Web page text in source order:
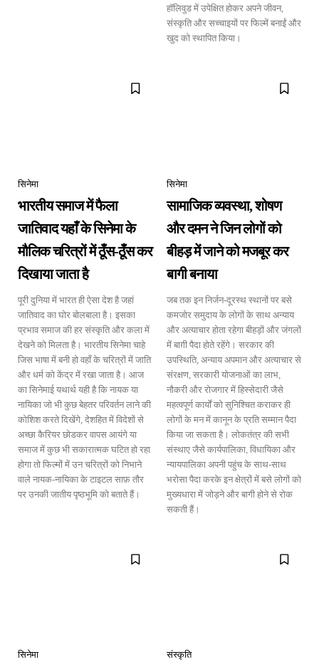
हॉलिवुड में उपेक्षित होकर अपने जीवन,
संस्कृति और सच्चाइयों पर फिल्में बनाईं और
खुद को स्थापित किया।
सिनेमा
भारतीय समाज में फैला
जातिवाद यहाँ के सिनेमा के
मौलिक चरित्रों में ठूँस-ठूँस कर
दिखाया जाता है
पूरी दुनिया में भारत ही ऐसा देश है जहां
जातिवाद का घोर बोलबाला है। इसका
प्रभाव समाज की हर संस्कृति और कला में
देखने को मिलता है। भारतीय सिनेमा चाहे
जिस भाषा में बनी हो वहाँ के चरित्रों में जाति
और धर्म को केंद्र में रखा जाता है। आज
का सिनेमाई यथार्थ यही है कि नायक या
नायिका जो भी कुछ बेहतर परिवर्तन लाने की
कोशिश करते दिखेंगे, देशहित में विदेशों से
अच्छा कैरियर छोडकर वापस आयंगे या
समाज में कुछ भी सकारात्मक घटित हो रहा
होगा तो फिल्मों में उन चरित्रों को निभाने
वाले नायक-नायिका के टाइटल साफ़ तौर
पर उनकी जातीय पृष्ठभूमि को बताते हैं।
सिनेमा
सामाजिक व्यवस्था, शोषण
और दमन ने जिन लोगों को
बीहड़ में जाने को मजबूर कर
बागी बनाया
जब तक इन निर्जन-दूरस्थ स्थानों पर बसे
कमजोर समुदाय के लोगों के साथ अन्याय
और अत्याचार होता रहेगा बीहड़ों और जंगलों
में बाग़ी पैदा होते रहेंगे। सरकार की
उपस्थिति, अन्याय अपमान और अत्याचार से
संरक्षण, सरकारी योजनाओं का लाभ,
नौकरी और रोजगार में हिस्सेदारी जैसे
महत्वपूर्ण कार्यों को सुनिश्चित कराकर ही
लोगों के मन में कानून के प्रति सम्मान पैदा
किया जा सकता है। लोकतंत्र की सभी
संस्थाए जैसे कार्यपालिका, विधायिका और
न्यायपालिका अपनी पहुंच के साथ-साथ
भरोसा पैदा करके इन क्षेत्रों में बसे लोगों को
मुख्यधारा में जोड़ने और बागी होने से रोक
सकती हैं।
सिनेमा संस्कृति